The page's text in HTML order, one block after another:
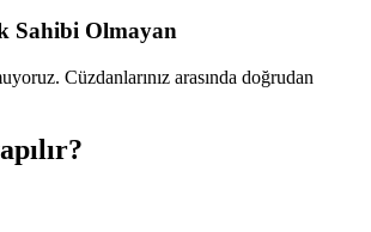
Sahibi Olmayan
Cüzdanlarınız arasında doğrudan